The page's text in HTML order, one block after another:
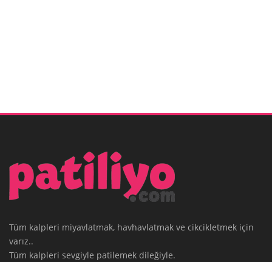
Tüm kalpleri miyavlatmak, havhavlatmak ve cikcikletmek için
varız..
Tüm kalpleri sevgiyle patilemek dileğiyle.